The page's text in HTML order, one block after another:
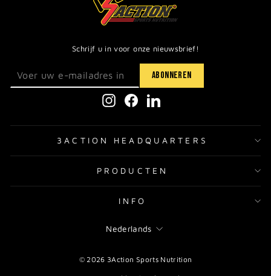
Schrijf u in voor onze nieuwsbrief!
InstagramFacebookLinkedIn
3ACTION HEADQUARTERS
PRODUCTEN
INFO
TAAL
Nederlands
© 2026 3Action Sports Nutrition